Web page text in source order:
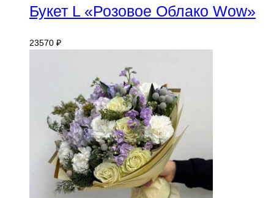
Букет L «Розовое Облако Wow»
23570 ₽